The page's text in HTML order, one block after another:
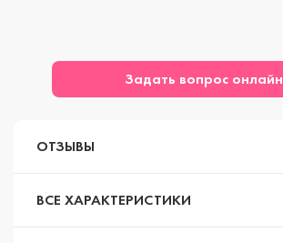
Задать вопрос онлайн
ОТЗЫВЫ
ВСЕ ХАРАКТЕРИСТИКИ